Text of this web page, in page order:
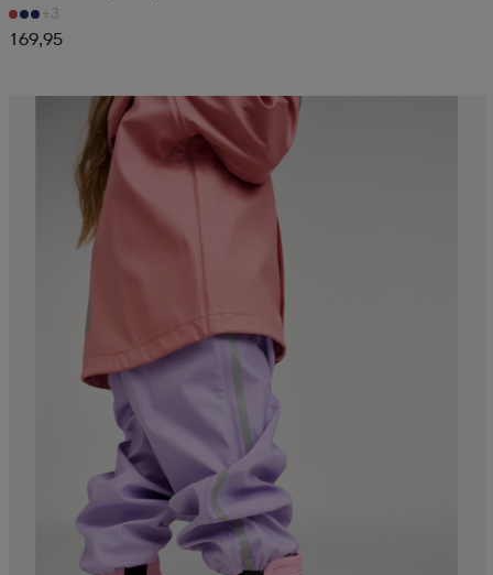
+3
169,95